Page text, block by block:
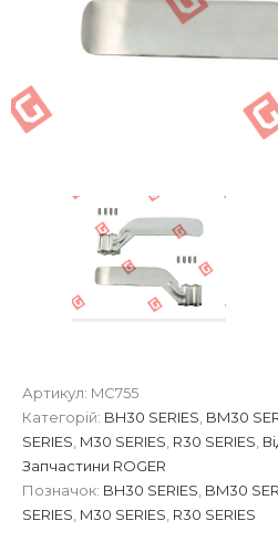
Артикул: MC755
Категорій: BH30 SERIES BM30
SERIES M30 SERIES R30 SERIES
Запчастини ROGER
Позначок: BH30 SERIES BM30
SERIES M30 SERIES R30 SERIES